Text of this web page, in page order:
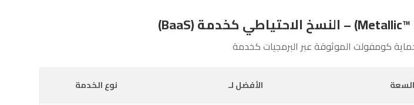
كومفولت الموثوقة عبر البرمجيات كخدمة
نوع الخدمة الأفضل لـ السعة